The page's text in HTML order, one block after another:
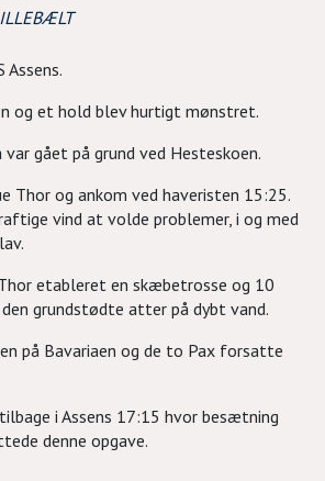
Assens.
og et hold blev hurtigt mønstret.
gået på grund ved Hesteskoen.
Thor og ankom ved haveristen 15:25.
vind at volde problemer, i og med
etableret en skæbetrosse og 10
grundstødte atter på dybt vand.
på Bavariaen og de to Pax forsatte
i Assens 17:15 hvor besætning
denne opgave.